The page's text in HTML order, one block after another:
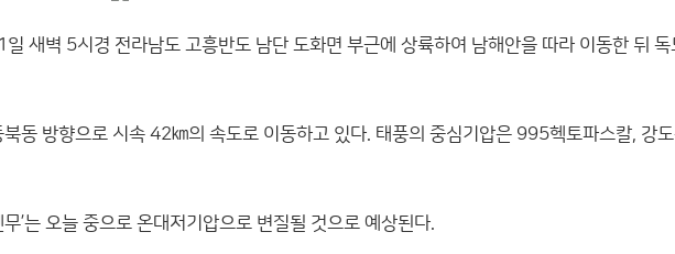
일 새벽 5시경 전라남도 고흥반도 남단 도화면 부근에 상륙하여 남해안을 따라 이동한 뒤
동 방향으로 시속 42㎞의 속도로 이동하고 있다. 태풍의 중심기압은 995헥토파스칼, 강
’는 오늘 중으로 온대저기압으로 변질될 것으로 예상된다.